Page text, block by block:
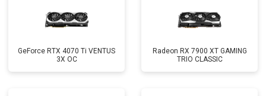
GeForce RTX 4070 Ti VENTUS
3X OC
Radeon RX 7900 XT GAMING
TRIO CLASSIC